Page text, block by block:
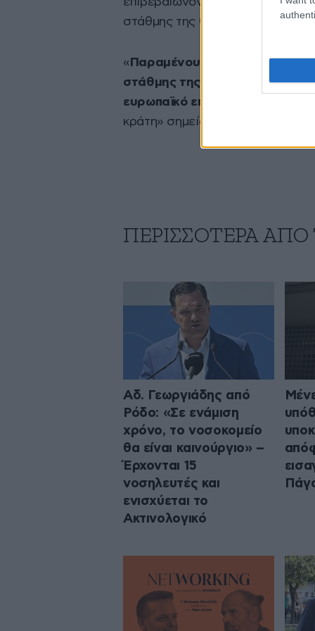
στάθμης της θάλασσας.
« Παραμένουμε απόλυτα
στάθμης της θάλασσας
ευρωπαϊκό επίπεδο
κράτη» σημείωσε.
ΠΕΡΙΣΣΟΤΕΡΑ
Αδ. Γεωργιάδης από
Ρόδο: «Σε ενάμιση
χρόνο, το νοσοκομείο
θα είναι καινούργιο» –
Έρχονται 15
νοσηλευτές και
ενισχύεται το
Ακτινολογικό